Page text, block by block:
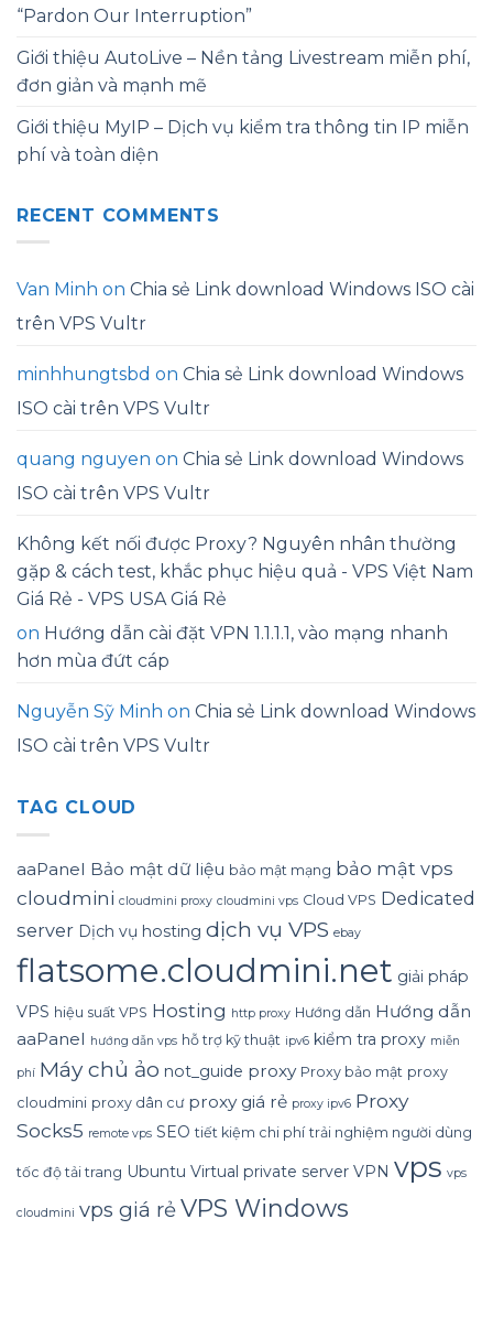
“Pardon Our Interruption”
Giới thiệu AutoLive – Nền tảng Livestream miễn phí,
đơn giản và mạnh mẽ
Giới thiệu MyIP – Dịch vụ kiểm tra thông tin IP miễn
phí và toàn diện
RECENT COMMENTS
Van Minh on Chia sẻ Link download Windows ISO cài
trên VPS Vultr
minhhungtsbd on Chia sẻ Link download Windows
ISO cài trên VPS Vultr
quang nguyen on Chia sẻ Link download Windows
ISO cài trên VPS Vultr
Không kết nối được Proxy? Nguyên nhân thường
gặp & cách test, khắc phục hiệu quả - VPS Việt Nam
Giá Rẻ - VPS USA Giá Rẻ
on Hướng dẫn cài đặt VPN 1.1.1.1, vào mạng nhanh
hơn mùa đứt cáp
Nguyễn Sỹ Minh on Chia sẻ Link download Windows
ISO cài trên VPS Vultr
TAG CLOUD
aaPanel Bảo mật dữ liệu bảo mật mạng bảo mật vps
cloudmini cloudmini proxy cloudmini vps Cloud VPS Dedicated
server Dịch vụ hosting dịch vụ VPS ebay
flatsome.cloudmini.net giải pháp
VPS hiệu suất VPS Hosting http proxy Hướng dẫn Hướng dẫn
aaPanel hướng dẫn vps hỗ trợ kỹ thuật ipv6 kiểm tra proxy miễn
phí Máy chủ ảo not_guide proxy Proxy bảo mật proxy
cloudmini proxy dân cư proxy giá rẻ proxy ipv6 Proxy
Socks5 remote vps SEO tiết kiệm chi phí trải nghiệm người dùng
tốc độ tải trang Ubuntu Virtual private server VPN vps vps
cloudmini vps giá rẻVPS Windows